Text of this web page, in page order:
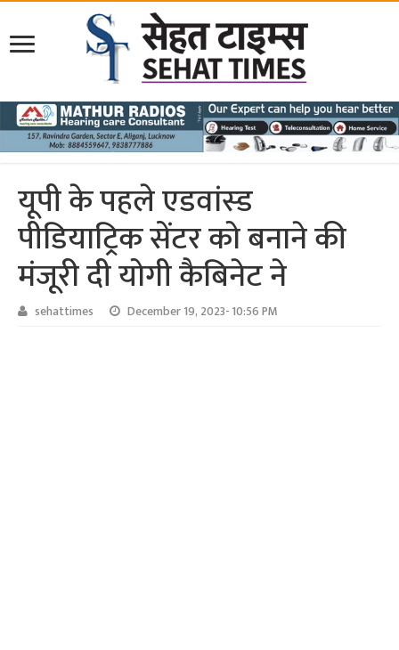
यूपी के पहले एडवांस्ड
पीडियाट्रिक सेंटर को बनाने की
मंजूरी दी योगी कैबिनेट ने
sehattimes December 19, 2023- 10:56 PM